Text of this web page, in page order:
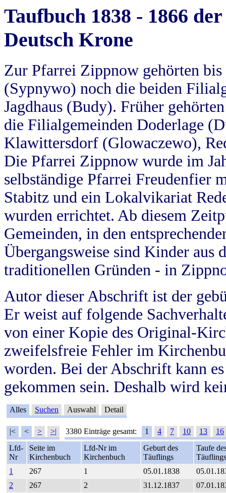
Taufbuch 1838 - 1866
Deutsch Krone
Zur Pfarrei Zippnow gehörten
(Sypnywo) noch die beiden
Jagdhaus (Budy). Früher
die Filialgemeinden Doderlage
Klawittersdorf (Glowaczewo),
Die Pfarrei Zippnow wurde im
selbständige Pfarrei Freudenfier
Stabitz und ein Lokalvikariat
wurden errichtet. Ab diesem
Gemeinden, in den
Übergangsweise sind Kinder aus
traditionellen Gründen - in
Autor dieser Abschrift ist der
Er weist auf folgende
von einer Kopie des Original-
zweifelsfreie Fehler im
worden. Bei der Abschrift kann
gekommen sein. Deshalb wird
Alles Suchen Auswahl Detail
|< < > >| 3380 Einträge gesamt: 1 4 7 10 13
16
Lfd-
Nr
Seite im
Kirchenbuch
Lfd-Nr im
Kirchenbuch
Geburt des
Täuflings
Taufe
Täuflings
1
267 1 05.01.1838
2
267 2 31.12.1837